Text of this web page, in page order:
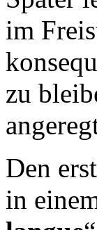
im
zu
Den
in